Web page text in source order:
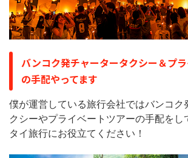
バンコク発チャータータクシー＆プ
の手配やってます
僕が運営している旅行会社ではバンコク
クシーやプライベートツアーの手配をし
タイ旅行にお役立てください！